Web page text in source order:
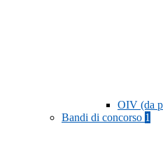
OIV (da
Bandi di concorso 1